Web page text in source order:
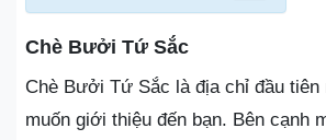
Chè Bưởi Tứ Sắc
Chè Bưởi Tứ Sắc là địa chỉ đầu tiên
muốn giới thiệu đến bạn. Bên cạnh